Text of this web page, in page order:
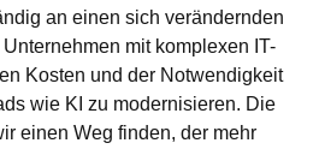
an einen sich verändernden
mit komplexen IT-
Kosten und der Notwendigkeit
wie KI zu modernisieren. Die
einen Weg finden, der mehr